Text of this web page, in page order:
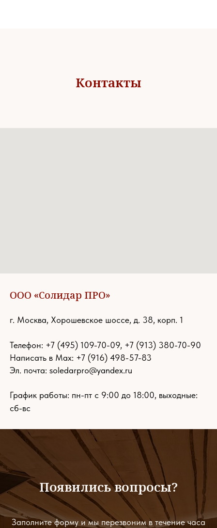
Контакты
ООО «Солидар ПРО»
г. Москва, Хорошевское шоссе, д. 38, корп. 1
Телефон: +7 (495) 109-70-09, +7 (913) 380-70-90
Написать в Max: +7 (916) 498-57-83
Эл. почта: soledarpro@yandex.ru
График работы: пн-пт с 9:00 до 18:00, выходные:
сб-вс
Появились вопросы?
Заполните форму и мы перезвоним в течение часа